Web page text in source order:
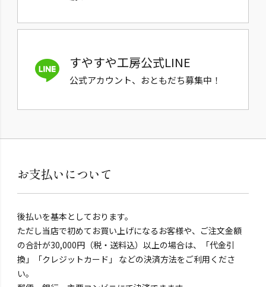
すやすや工房公式LINE
公式アカウント、おともだち募集中！
お支払いについて
後払いを基本としております。
ただし当店で初めてお買い上げになるお客様や、ご注文金額
の合計が30,000円（税・送料込）以上の場合は、「代金引
換」「クレジットカード」 などの決済方法をご利用くださ
い。